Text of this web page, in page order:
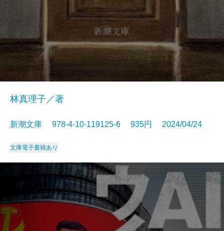
林真理子／著
新潮文庫 978-4-10-119125-6 935円 2024/04/24
文庫電子書籍あり